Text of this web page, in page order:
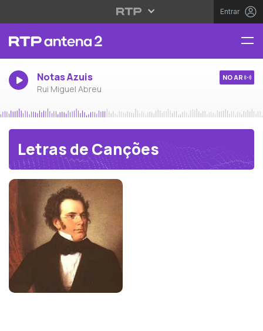
Entrar
Notas Azuis
Rui Miguel Abreu
NO AR
Letras de Canções